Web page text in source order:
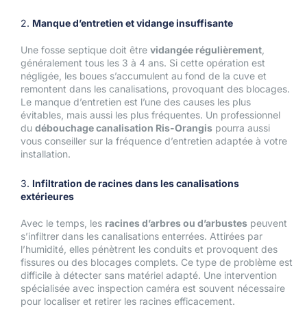
2. Manque d’entretien et vidange insuffisante
Une fosse septique doit être vidangée régulièrement
généralement tous les 3 à 4 ans. Si cette opération est
négligée, les boues s’accumulent au fond de la cuve et
remontent dans les canalisations, provoquant des blocages.
Le manque d’entretien est l’une des causes les plus
évitables, mais aussi les plus fréquentes. Un professionnel
du débouchage canalisation Ris-Orangis pourra aussi
vous conseiller sur la fréquence d’entretien adaptée à votre
installation.
3. Infiltration de racines dans les canalisations
extérieures
Avec le temps, les racines d’arbres ou d’arbustes peuvent
s’infiltrer dans les canalisations enterrées. Attirées par
l’humidité, elles pénètrent les conduits et provoquent des
fissures ou des blocages complets. Ce type de problème est
difficile à détecter sans matériel adapté. Une intervention
spécialisée avec inspection caméra est souvent nécessaire
pour localiser et retirer les racines efficacement.